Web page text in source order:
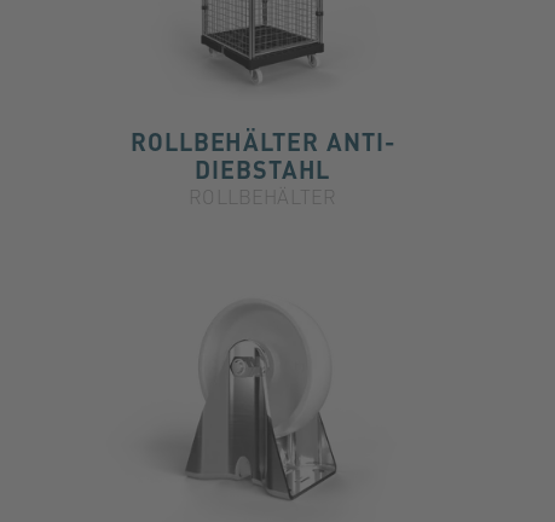
ROLLBEHÄLTER ANTI-
DIEBSTAHL
ROLLBEHÄLTER